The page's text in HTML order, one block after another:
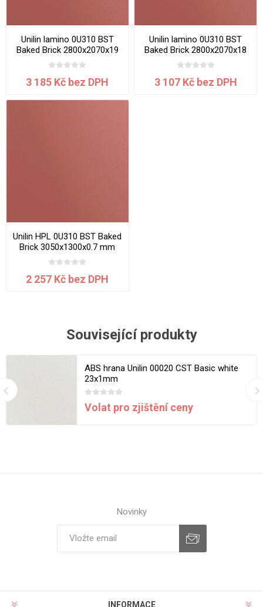
Unilin lamino 0U310 BST
Baked Brick 2800x2070x19
mm
3 185 Kč bez DPH
Unilin lamino 0U310 BST
Baked Brick 2800x2070x18
mm
3 107 Kč bez DPH
Unilin HPL 0U310 BST Baked
Brick 3050x1300x0.7 mm
2 257 Kč bez DPH
Související produkty
ABS hrana Unilin 00020 CST Basic white
23x1mm
Volat pro zjištění ceny
Novinky
INFORMACE